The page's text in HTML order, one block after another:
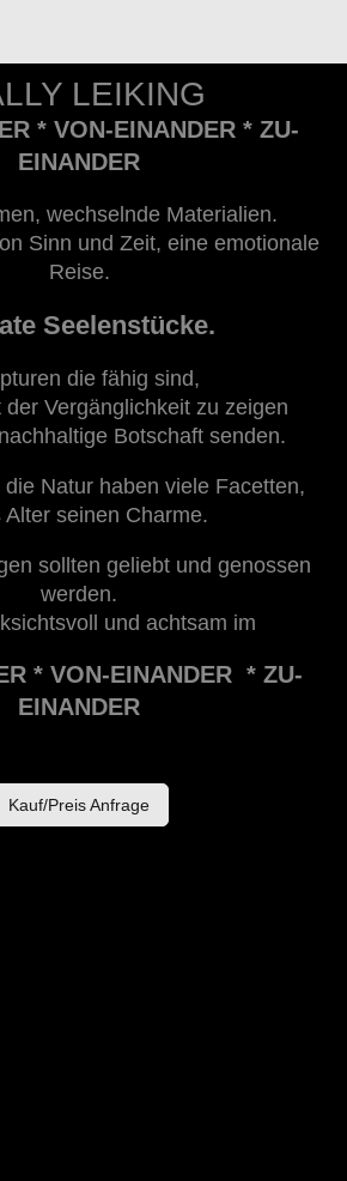
LEIKING
* VON-EINANDER * ZU-
EINANDER
wechselnde Materialien.
Sinn und Zeit, eine emotionale
Reise.
Seelenstücke.
die fähig sind,
Vergänglichkeit zu zeigen
Botschaft senden.
Natur haben viele Facetten,
Alter seinen Charme.
sollten geliebt und genossen
werden.
und achtsam im
* VON-EINANDER * ZU-
EINANDER
Kauf/Preis Anfrage